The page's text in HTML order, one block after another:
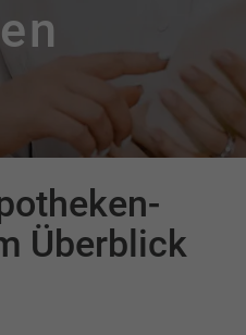
Einleitung
Überblick